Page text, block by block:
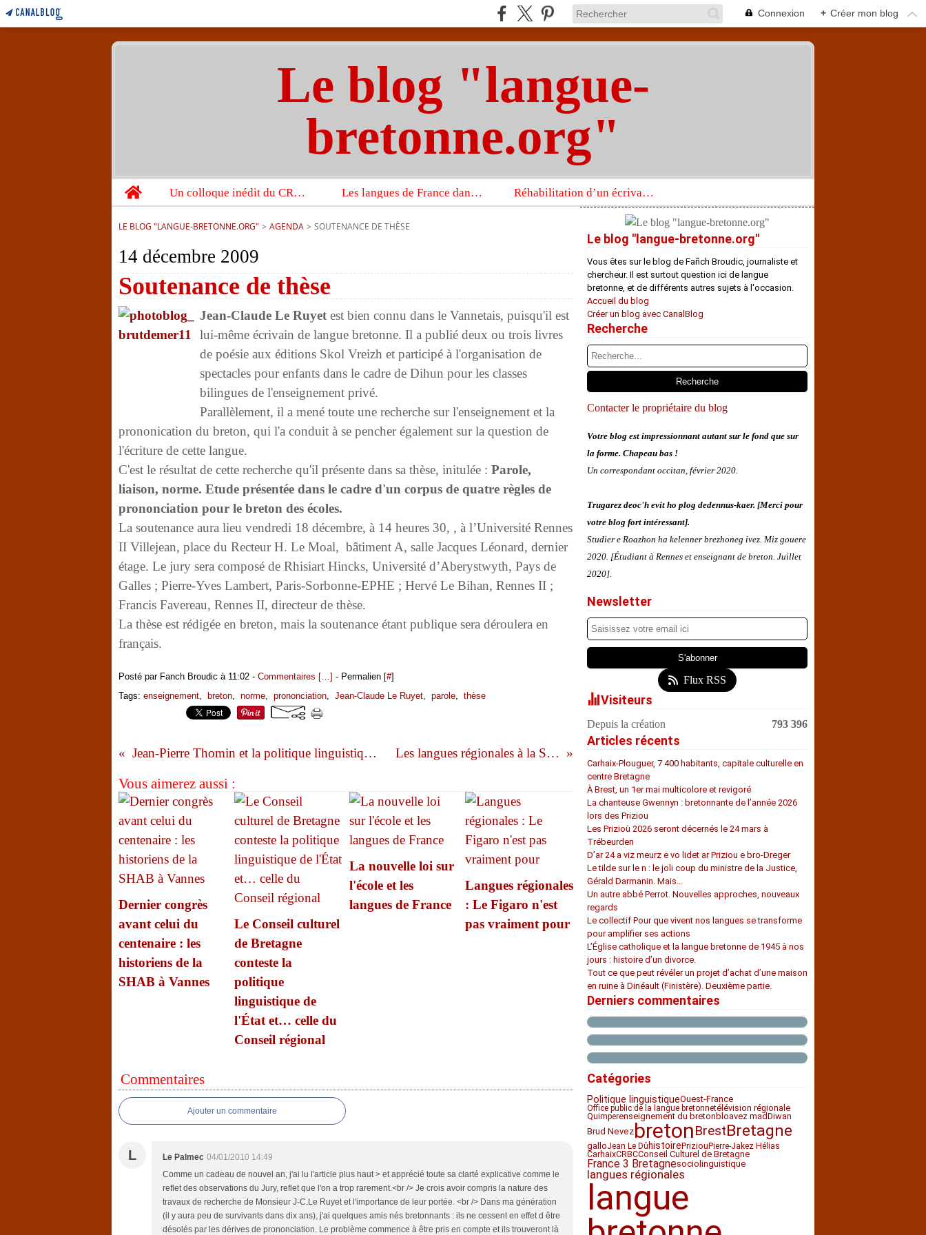
Connexion + Créer mon blog
Le blog "langue-
bretonne.org"
Home
Un colloque inédit du CRBC sur les victimes de l’année 1944 Les langues de France dans un imposant ouvrage sur la langue française que publient les Presses universitaires d’Oxford Réhabilitation d’un écrivain de langue bretonne aujourd’hui mal connu et méconnu
LE BLOG "LANGUE-BRETONNE.ORG" > AGENDA > SOUTENANCE DE THÈSE
14 décembre 2009
Soutenance de thèse
Jean-Claude Le Ruyet est bien connu dans le Vannetais, puisqu'il est
lui-même écrivain de langue bretonne. Il a publié deux ou trois livres
de poésie aux éditions Skol Vreizh et participé à l'organisation de
spectacles pour enfants dans le cadre de Dihun pour les classes
bilingues de l'enseignement privé.
Parallèlement, il a mené toute une recherche sur l'enseignement et la
prononication du breton, qui l'a conduit à se pencher également sur la question de
l'écriture de cette langue.
C'est le résultat de cette recherche qu'il présente dans sa thèse, initulée : Parole,
liaison, norme. Etude présentée dans le cadre d'un corpus de quatre règles de
prononciation pour le breton des écoles.
La soutenance aura lieu vendredi 18 décembre, à 14 heures 30, , à l’Université Rennes
II Villejean, place du Recteur H. Le Moal, bâtiment A, salle Jacques Léonard, dernier
étage. Le jury sera composé de Rhisiart Hincks, Université d’Aberystwyth, Pays de
Galles ; Pierre-Yves Lambert, Paris-Sorbonne-EPHE ; Hervé Le Bihan, Rennes II ;
Francis Favereau, Rennes II, directeur de thèse.
La thèse est rédigée en breton, mais la soutenance étant publique sera déroulera en
français.
Posté par Fanch Broudic à 11:02 - Commentaires […] - Permalien [#]
Tags: enseignement, breton, norme, prononciation, Jean-Claude Le Ruyet, parole, thèse
Jean-Pierre Thomin et la politique linguistique régionale Les langues régionales à la Sorbonne
Vous aimerez aussi :
Dernier congrès
avant celui du
centenaire : les
historiens de la
SHAB à Vannes
Le Conseil culturel
de Bretagne
conteste la
politique
linguistique de
l'État et… celle du
Conseil régional
La nouvelle loi sur
l'école et les
langues de France
Langues régionales
: Le Figaro n'est
pas vraiment pour
Commentaires
Ajouter un commentaire
L Le Palmec 04/01/2010 14:49
Comme un cadeau de nouvel an, j'ai lu l'article plus haut > et apprécié toute sa clarté explicative comme le
reflet des observations du Jury, reflet que l'on a trop rarement.<br /> Je crois avoir compris la nature des
travaux de recherche de Monsieur J-C.Le Ruyet et l'importance de leur portée. <br /> Dans ma génération
(il y aura peu de survivants dans dix ans), j'ai quelques amis nés bretonnants : ils ne cessent en effet d être
désolés par les dérives de prononciation. Le problème commence à être pris en compte et ils trouveront là
Le blog "langue-bretonne.org"
Vous êtes sur le blog de Fañch Broudic, journaliste et
chercheur. Il est surtout question ici de langue
bretonne, et de différents autres sujets à l'occasion.
Accueil du blog
Créer un blog avec CanalBlog
Recherche
Contacter le propriétaire du blog
Votre blog est impressionnant autant sur le fond que sur
la forme. Chapeau bas !
Un correspondant occitan, février 2020.
Trugarez deoc'h evit ho plog dedennus-kaer. [Merci pour
votre blog fort intéressant].
Studier e Roazhon ha kelenner brezhoneg ivez. Miz gouere
2020. [Étudiant à Rennes et enseignant de breton. Juillet
2020].
Newsletter
Flux RSS
Visiteurs
Depuis la création 793 396
Articles récents
Carhaix-Plouguer, 7 400 habitants, capitale culturelle en
centre Bretagne
À Brest, un 1er mai multicolore et revigoré
La chanteuse Gwennyn : bretonnante de l’année 2026
lors des Priziou
Les Prizioù 2026 seront décernés le 24 mars à
Trébeurden
D’ar 24 a viz meurz e vo lidet ar Priziou e bro-Dreger
Le tilde sur le n : le joli coup du ministre de la Justice,
Gérald Darmanin. Mais…
Un autre abbé Perrot. Nouvelles approches, nouveaux
regards
Le collectif Pour que vivent nos langues se transforme
pour amplifier ses actions
L’Église catholique et la langue bretonne de 1945 à nos
jours : histoire d’un divorce.
Tout ce que peut révéler un projet d’achat d’une maison
en ruine à Dinéault (Finistère). Deuxième partie.
Derniers commentaires
Catégories
Politique linguistiqueOuest-France
Office public de la langue bretonnetélévision régionale
Quimperenseignement du breton bloavez madDiwan
Brud NevezbretonBrestBretagne
galloJean Le Dû histoirePriziouPierre-Jakez Hélias
CarhaixCRBCConseil Culturel de Bretagne
France 3 Bretagnesociolinguistique
langues régionales
langue